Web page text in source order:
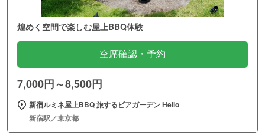
煌めく空間で楽しむ屋上BBQ体験
空席確認・予約
7,000円～8,500円
新宿ルミネ屋上BBQ 旅するビアガーデン Hello
新宿駅／東京都